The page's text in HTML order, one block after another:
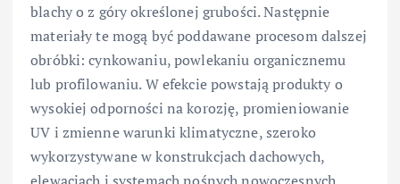
blachy o z góry określonej grubości. Następnie
materiały te mogą być poddawane procesom dalszej
obróbki: cynkowaniu, powlekaniu organicznemu
lub profilowaniu. W efekcie powstają produkty o
wysokiej odporności na korozję, promieniowanie
UV i zmienne warunki klimatyczne, szeroko
wykorzystywane w konstrukcjach dachowych,